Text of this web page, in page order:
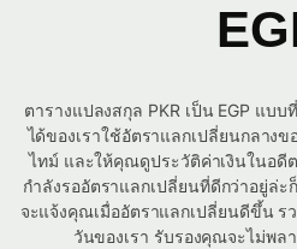
ตารางแปลงสกุล PKR เป็น EGP แบ
ได้ของเราใช้อัตราแลกเปลี่ยนกลาง
ไทม์ และให้คุณดูประวัติค่าเงินในอ
กำลังรออัตราแลกเปลี่ยนที่ดีกว่าอยู่ล่ะ
จะแจ้งคุณเมื่ออัตราแลกเปลี่ยนดีขึ้น ร
วันของเรา รับรองคุณจะไม่พ